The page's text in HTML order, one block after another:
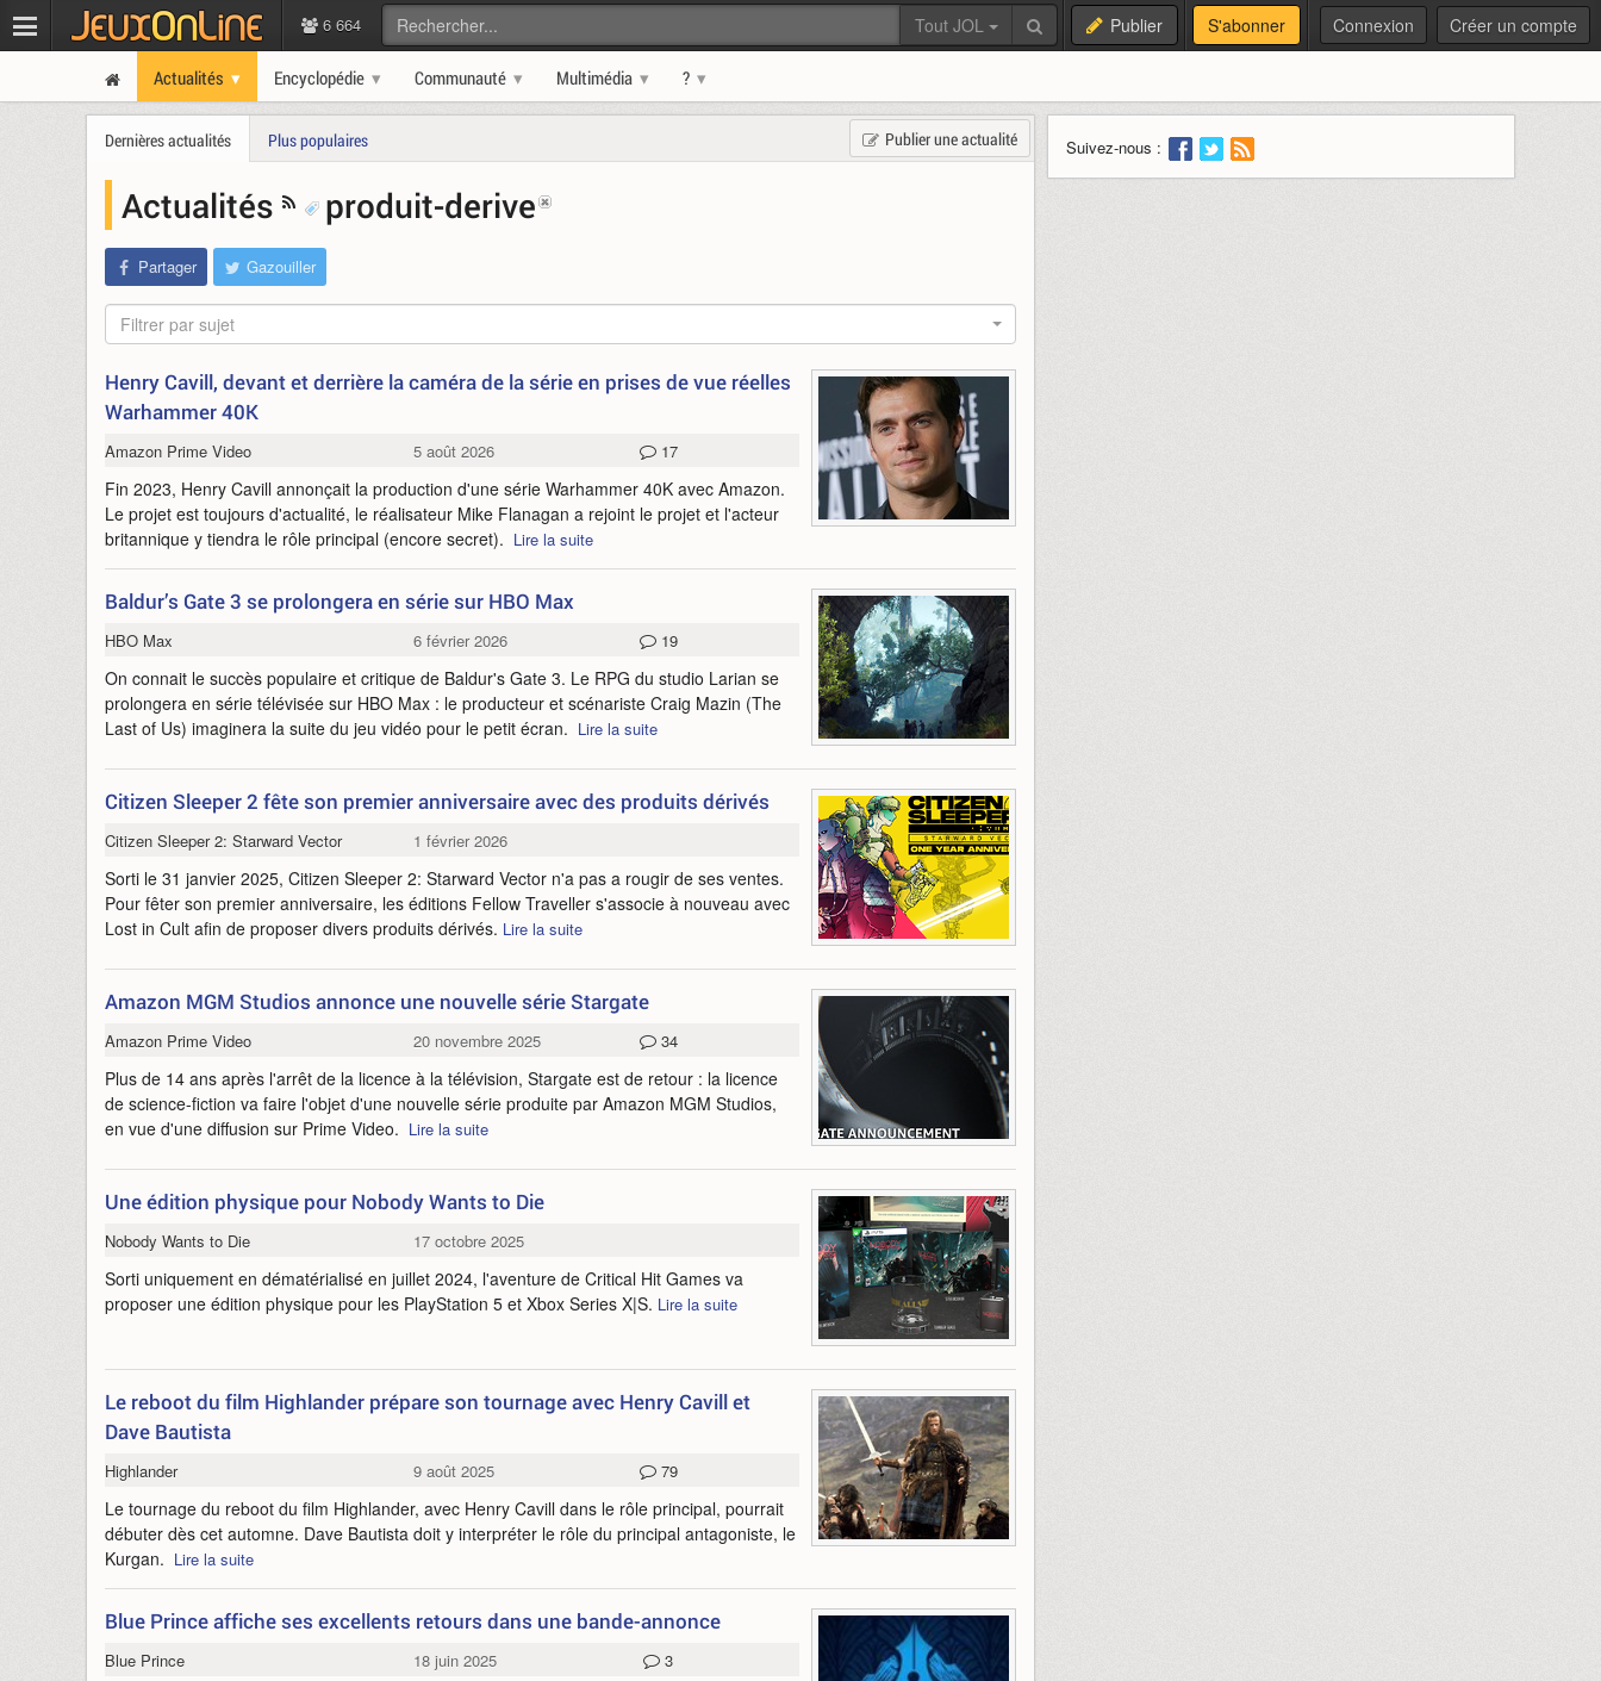
6 664 Tout JOL Publier S'abonner Connexion Créer un compte
Actualités Encyclopédie Communauté Multimédia ?
Publier une actualité
Dernières actualités Plus populaires
Actualités produit-derive
Partager Gazouiller
Filtrer par sujet
Henry Cavill, devant et derrière la caméra de la série en prises de vue réelles
Warhammer 40K
Amazon Prime Video 5 août 2026 17
Fin 2023, Henry Cavill annonçait la production d'une série Warhammer 40K avec Amazon.
Le projet est toujours d'actualité, le réalisateur Mike Flanagan a rejoint le projet et l'acteur
britannique y tiendra le rôle principal (encore secret). Lire la suite
Baldur’s Gate 3 se prolongera en série sur HBO Max
HBO Max 6 février 2026 19
On connait le succès populaire et critique de Baldur's Gate 3. Le RPG du studio Larian se
prolongera en série télévisée sur HBO Max : le producteur et scénariste Craig Mazin (The
Last of Us) imaginera la suite du jeu vidéo pour le petit écran. Lire la suite
Citizen Sleeper 2 fête son premier anniversaire avec des produits dérivés
Citizen Sleeper 2: Starward Vector 1 février 2026
Sorti le 31 janvier 2025, Citizen Sleeper 2: Starward Vector n'a pas a rougir de ses ventes.
Pour fêter son premier anniversaire, les éditions Fellow Traveller s'associe à nouveau avec
Lost in Cult afin de proposer divers produits dérivés. Lire la suite
Amazon MGM Studios annonce une nouvelle série Stargate
Amazon Prime Video 20 novembre 2025 34
Plus de 14 ans après l'arrêt de la licence à la télévision, Stargate est de retour : la licence
de science-fiction va faire l'objet d'une nouvelle série produite par Amazon MGM Studios,
en vue d'une diffusion sur Prime Video. Lire la suite
Une édition physique pour Nobody Wants to Die
Nobody Wants to Die 17 octobre 2025
Sorti uniquement en dématérialisé en juillet 2024, l'aventure de Critical Hit Games va
proposer une édition physique pour les PlayStation 5 et Xbox Series X|S. Lire la suite
Le reboot du film Highlander prépare son tournage avec Henry Cavill et
Dave Bautista
Highlander 9 août 2025 79
Le tournage du reboot du film Highlander, avec Henry Cavill dans le rôle principal, pourrait
débuter dès cet automne. Dave Bautista doit y interpréter le rôle du principal antagoniste, le
Kurgan. Lire la suite
Blue Prince affiche ses excellents retours dans une bande-annonce
Blue Prince 18 juin 2025 3
Suivez-nous :